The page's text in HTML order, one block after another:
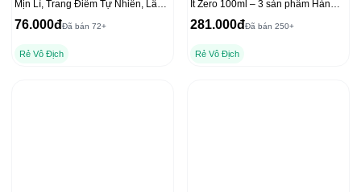
Mịn Lì, Trang Điểm Tự Nhiên, Lâu
Trôi 6,5g
76.000đĐã bán 72+
Rẻ Vô Địch
It Zero 100ml – 3 sản phẩm Hàn
Quốc hàng đầu
281.000đĐã bán 250+
Rẻ Vô Địch